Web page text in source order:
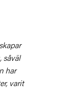
såväl
har
varit